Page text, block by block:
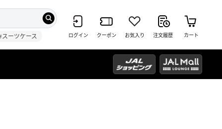
スーツケース ログイン クーポン お気入り 注文履歴 カート